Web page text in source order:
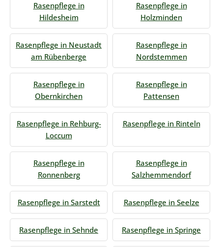
Rasenpflege in
Hildesheim
Rasenpflege in
Holzminden
Rasenpflege in Neustadt
am Rübenberge
Rasenpflege in
Nordstemmen
Rasenpflege in
Obernkirchen
Rasenpflege in
Pattensen
Rasenpflege in Rehburg-
Loccum
Rasenpflege in Rinteln
Rasenpflege in
Ronnenberg
Rasenpflege in
Salzhemmendorf
Rasenpflege in Sarstedt Rasenpflege in Seelze
Rasenpflege in Sehnde Rasenpflege in Springe